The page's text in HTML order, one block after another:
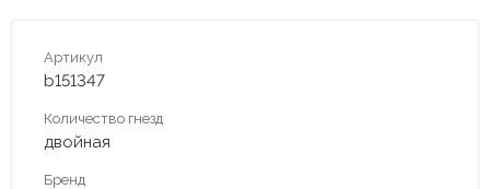
Артикул
b151347
Количество гнезд
двойная
Бренд